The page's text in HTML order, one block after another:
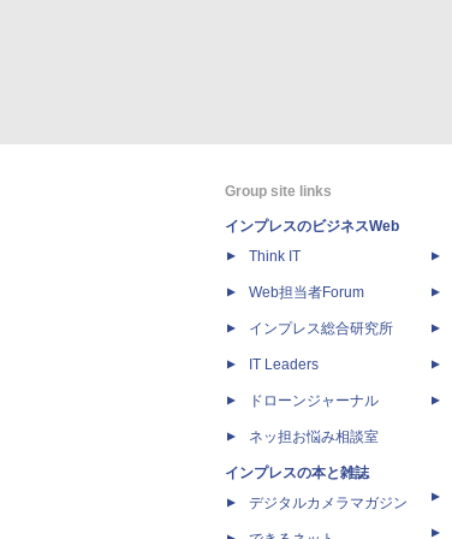
Group site links
インプレスのビジネスWeb
Think IT
Web担当者Forum
インプレス総合研究所
IT Leaders
ドローンジャーナル
ネッ担お悩み相談室
インプレスの本と雑誌
デジタルカメラマガジン